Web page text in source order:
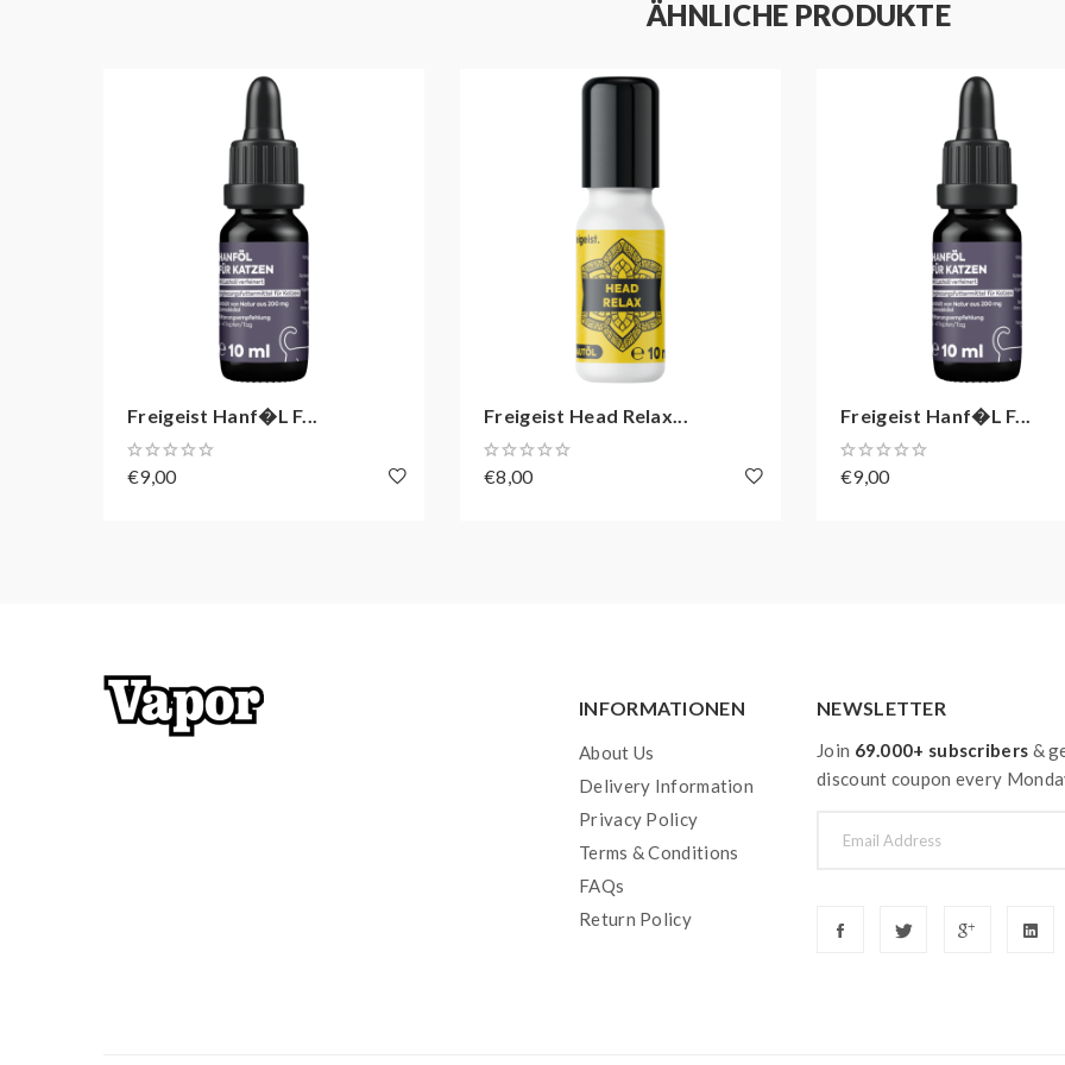
Zahlungen via Kreditkarte und PayPal sind für dieses Produkt ausgeschlossen
Volle Wirksamkeit trotz Annäherung an das Mindesthaltbarkeitsdatum oder dessen Ablauf.
Die Bezahlung via Kreditkarte & PayPal ist nicht möglich!
Aufgrund der Zahlungs-Richtlinien sind sämtliche Transaktionen, die in Verbindung mit CBD stehen, nicht
etwaige daraus entstehende Unannehmlichkeiten und möchten dich auf unsere alternativen Zahlungsmethoden
Verfügung.
ÄHNLICHE PRODUKTE
Freigeist Hanf�l F...
€9,00
Freigeist Head Relax...
€8,00
Freigeist Hanf�l F...
€9,00
INFORMATIONEN
About Us
Delivery Information
Privacy Policy
Terms & Conditions
FAQs
Return Policy
NEWSLETTER
Join 69.000+ subscribers &
discount coupon every